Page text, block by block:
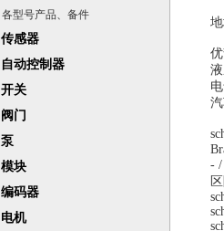
各型号产品、备件
传感器
自动控制器
开关
阀门
泵
模块
编码器
电机
- /